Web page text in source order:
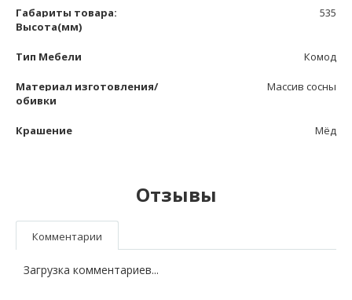
Габариты товара:
Высота(мм)
535
Тип Мебели Комод
Материал изготовления/
обивки
Массив сосны
Крашение Мёд
Отзывы
Комментарии
Загрузка комментариев...